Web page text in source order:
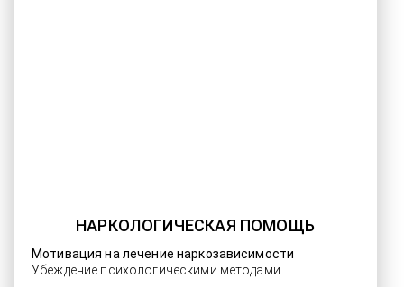
НАРКОЛОГИЧЕСКАЯ ПОМОЩЬ
Мотивация на лечение наркозависимости
Убеждение психологическими методами